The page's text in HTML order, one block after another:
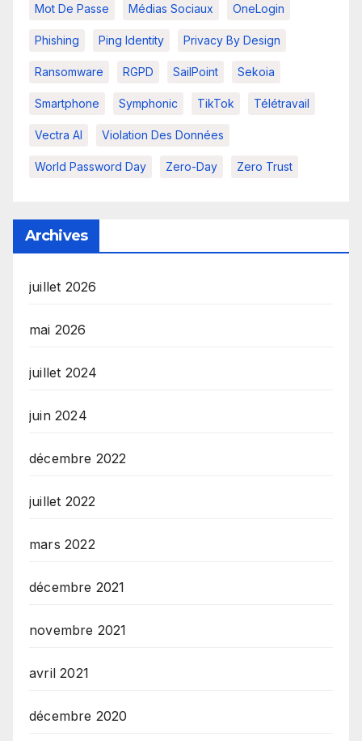
Mot De Passe Médias Sociaux OneLogin
Phishing Ping Identity Privacy By Design
Ransomware RGPD SailPoint Sekoia
Smartphone Symphonic TikTok Télétravail
Vectra AI Violation Des Données
World Password Day Zero-Day Zero Trust
Archives
juillet 2026
mai 2026
juillet 2024
juin 2024
décembre 2022
juillet 2022
mars 2022
décembre 2021
novembre 2021
avril 2021
décembre 2020